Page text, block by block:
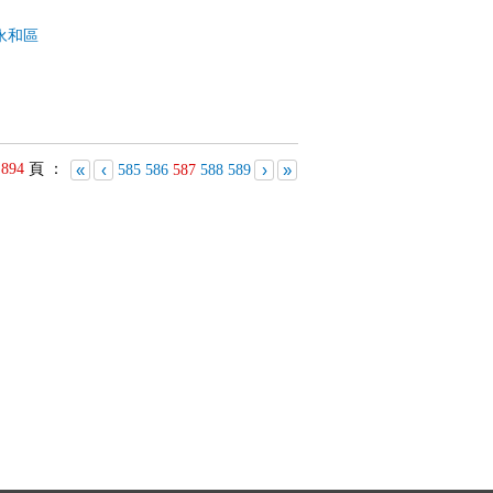
和區
894 頁 ： « ‹ 585 586 587 588 589 › »